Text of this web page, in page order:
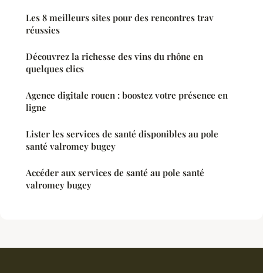
Les 8 meilleurs sites pour des rencontres trav
réussies
Découvrez la richesse des vins du rhône en
quelques clics
Agence digitale rouen : boostez votre présence en
ligne
Lister les services de santé disponibles au pole
santé valromey bugey
Accéder aux services de santé au pole santé
valromey bugey